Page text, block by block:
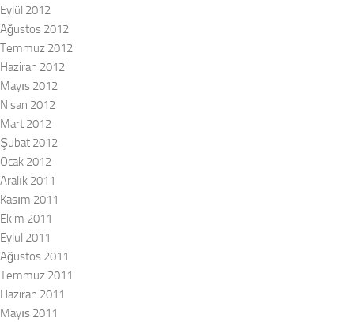
Eylül 2012
Ağustos 2012
Temmuz 2012
Haziran 2012
Mayıs 2012
Nisan 2012
Mart 2012
Şubat 2012
Ocak 2012
Aralık 2011
Kasım 2011
Ekim 2011
Eylül 2011
Ağustos 2011
Temmuz 2011
Haziran 2011
Mayıs 2011